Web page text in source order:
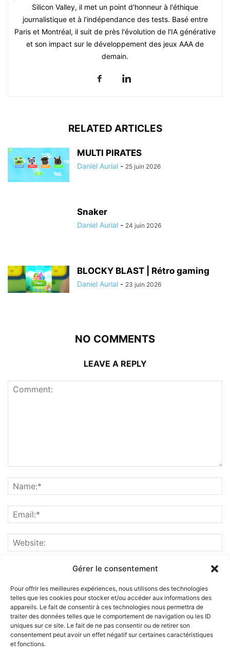
Gérer le consentement
Pour offrir les meilleures expériences, nous utilisons des technologies
telles que les cookies pour stocker et/ou accéder aux informations des
appareils. Le fait de consentir à ces technologies nous permettra de
traiter des données telles que le comportement de navigation ou les ID
uniques sur ce site. Le fait de ne pas consentir ou de retirer son
consentement peut avoir un effet négatif sur certaines caractéristiques
et fonctions.
Silicon Valley, il met un point d'honneur à l'éthique
journalistique et à l'indépendance des tests. Basé entre
Paris et Montréal, il suit de près l'évolution de l'IA générative
et son impact sur le développement des jeux AAA de
demain.
RELATED ARTICLES
MULTI PIRATES
Daniel Aurial - 25 juin 2026
Snaker
Daniel Aurial - 24 juin 2026
BLOCKY BLAST | Rétro gaming
Daniel Aurial - 23 juin 2026
NO COMMENTS
LEAVE A REPLY